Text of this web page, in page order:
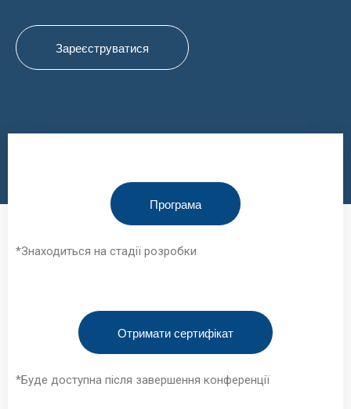
Зареєструватися
Програма
*Знаходиться на стадії розробки
Отримати сертифікат
*Буде доступна після завершення конференції